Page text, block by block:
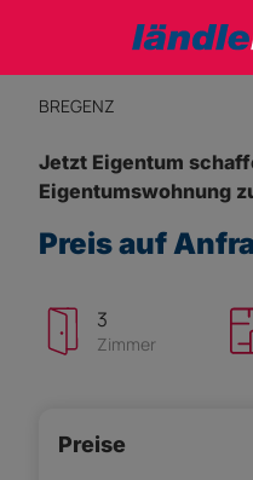
BREGENZ
Jetzt Eigentum
Eigentumswohnung
Preis auf
3
Zimmer
Preise